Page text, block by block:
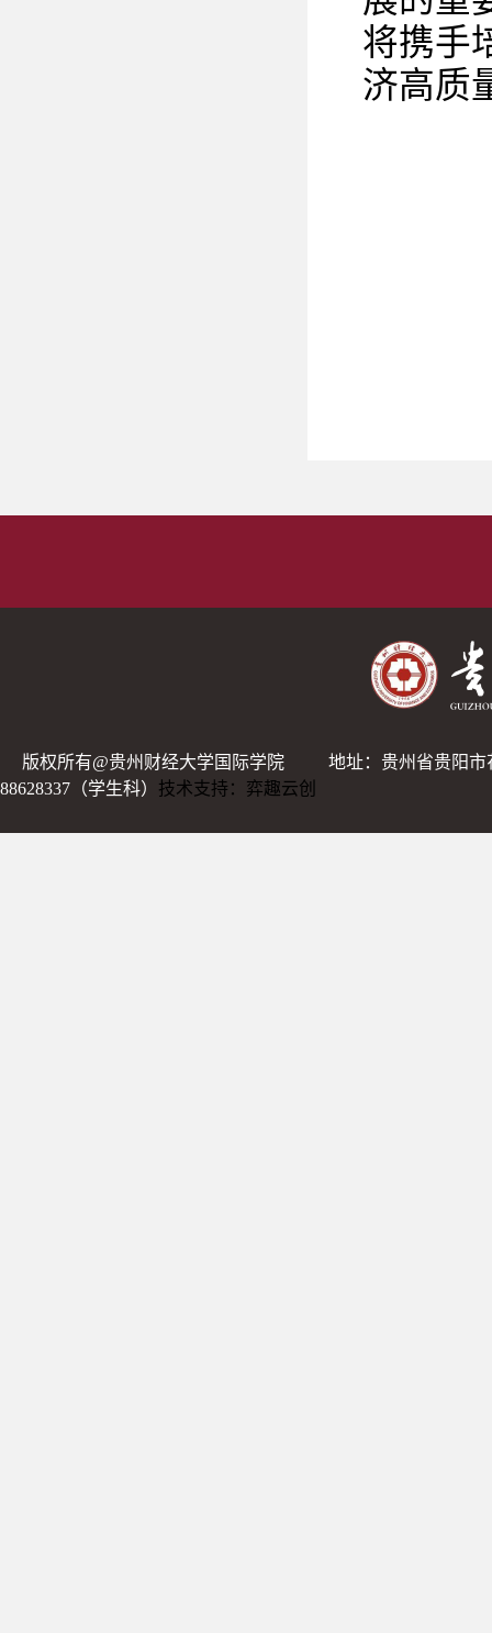
将携手
济高质
版权所有@贵州财经大学国际学院
地址：贵州省贵阳
88628337（学生科） 技术支持：弈趣云创